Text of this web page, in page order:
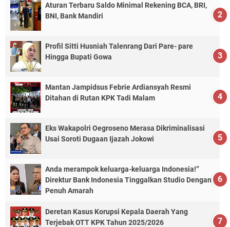
Aturan Terbaru Saldo Minimal Rekening BCA, BRI,
BNI, Bank Mandiri
Profil Sitti Husniah Talenrang Dari Pare- pare
Hingga Bupati Gowa
Mantan Jampidsus Febrie Ardiansyah Resmi
Ditahan di Rutan KPK Tadi Malam
Eks Wakapolri Oegroseno Merasa Dikriminalisasi
Usai Soroti Dugaan Ijazah Jokowi
Anda merampok keluarga-keluarga Indonesia!”
Direktur Bank Indonesia Tinggalkan Studio Dengan
Penuh Amarah
Deretan Kasus Korupsi Kepala Daerah Yang
Terjebak OTT KPK Tahun 2025/2026